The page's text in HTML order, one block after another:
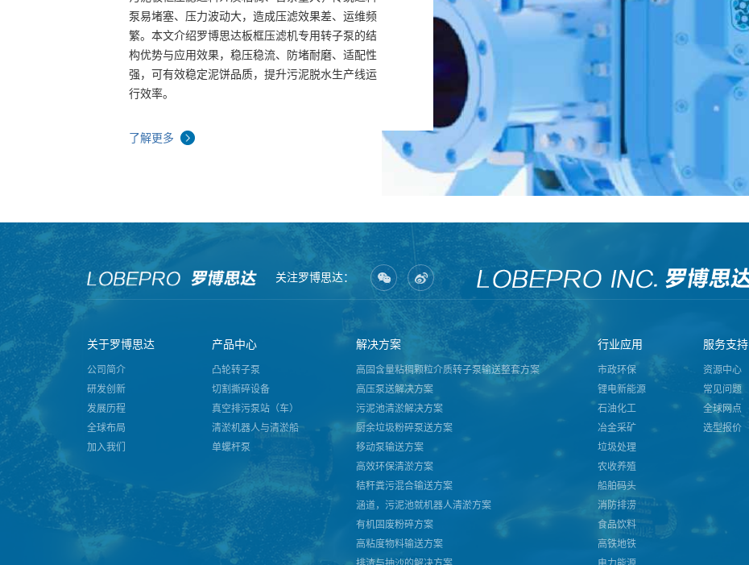
泵易堵塞、压力波动大，造成压滤效果差、运维频
繁。本文介绍罗博思达板框压滤机专用转子泵的结
构优势与应用效果，稳压稳流、防堵耐磨、适配性
强，可有效稳定泥饼品质，提升污泥脱水生产线运
行效率。
了解更多
关注罗博思达：
关于罗博思达
公司简介
研发创新
发展历程
全球布局
加入我们
产品中心
凸轮转子泵
切割撕碎设备
真空排污泵站（车）
清淤机器人与清淤船
单螺杆泵
解决方案
高固含量粘稠颗粒介质转子泵输送整套方案
高压泵送解决方案
污泥池清淤解决方案
厨余垃圾粉碎泵送方案
移动泵输送方案
高效环保清淤方案
秸秆粪污混合输送方案
涵道，污泥池就机器人清淤方案
有机固废粉碎方案
高粘度物料输送方案
行业应用
市政环保
锂电新能源
石油化工
冶金采矿
垃圾处理
农收养殖
船舶码头
消防排涝
食品饮料
高铁地铁
服务支持
资源中心
常见问题
全球网点
选型报价